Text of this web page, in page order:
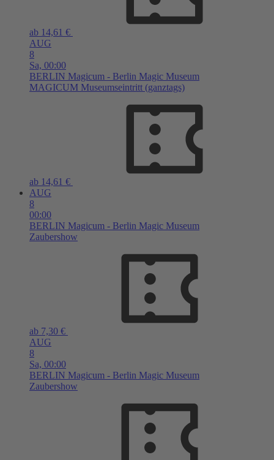
ab 14,61 €
AUG
8
Sa, 00:00
BERLIN Magicum - Berlin Magic Museum
MAGICUM Museumseintritt (ganztags)
ab 14,61 €
AUG
8
00:00
BERLIN Magicum - Berlin Magic Museum
Zaubershow
ab 7,30 €
AUG
8
Sa, 00:00
BERLIN Magicum - Berlin Magic Museum
Zaubershow